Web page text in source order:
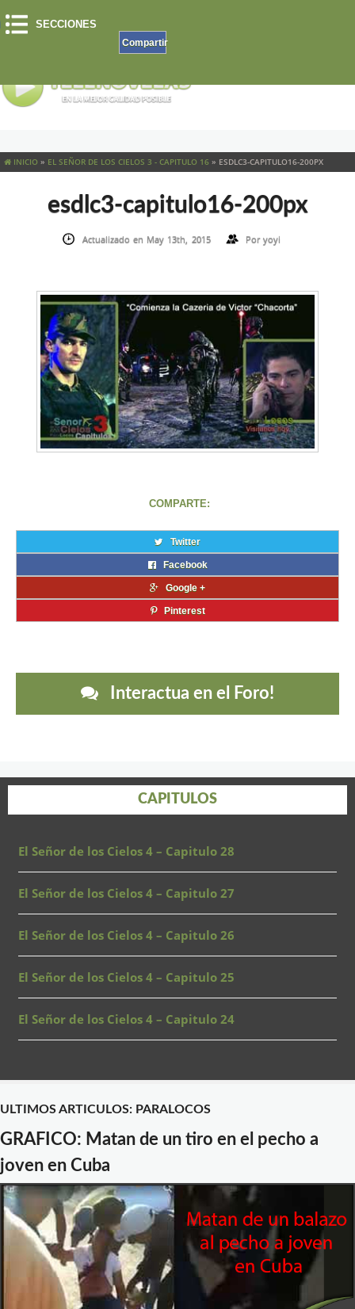
SECCIONES
Compartir
INICIO » EL SEÑOR DE LOS CIELOS 3 - CAPITULO 16 » ESDLC3-CAPITULO16-200PX
esdlc3-capitulo16-200px
Actualizado en May 13th, 2015 Por yoyi
COMPARTE:
Twitter
Facebook
Google +
Pinterest
Interactua en el Foro!
CAPITULOS
El Señor de los Cielos 4 – Capitulo 28
El Señor de los Cielos 4 – Capitulo 27
El Señor de los Cielos 4 – Capitulo 26
El Señor de los Cielos 4 – Capitulo 25
El Señor de los Cielos 4 – Capitulo 24
ULTIMOS ARTICULOS: PARALOCOS
GRAFICO: Matan de un tiro en el pecho a
joven en Cuba